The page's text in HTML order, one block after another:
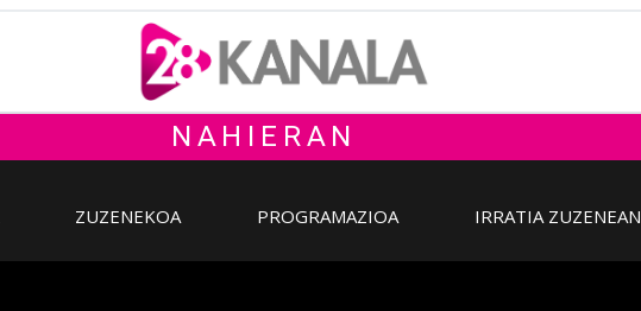
NAHIERAN
ZUZENEKOA PROGRAMAZIOA IRRATIA ZUZENEAN